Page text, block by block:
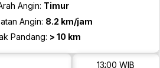
Angin: Timur
Angin: 8.2 km/jam
Pandang: > 10 km
13:00 WIB